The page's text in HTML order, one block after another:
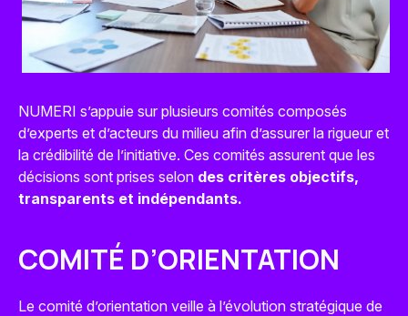
NUMERI s’appuie sur plusieurs comités composés
d’experts et d’acteurs du milieu afin d’assurer la rigueur et
la crédibilité de l’initiative. Ces comités assurent que les
décisions sont prises selon des critères objectifs,
transparents et indépendants.
COMITÉ D’ORIENTATION
Le comité d’orientation veille à l’évolution stratégique de